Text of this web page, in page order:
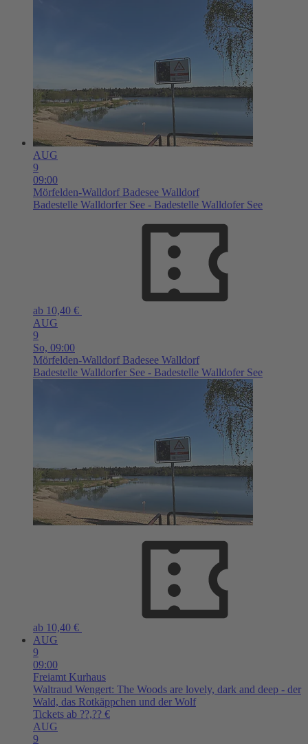
AUG
9
09:00
Mörfelden-Walldorf Badesee Walldorf
Badestelle Walldorfer See - Badestelle Walldofer See
ab 10,40 €
AUG
9
So, 09:00
Mörfelden-Walldorf Badesee Walldorf
Badestelle Walldorfer See - Badestelle Walldofer See
ab 10,40 €
AUG
9
09:00
Freiamt Kurhaus
Waltraud Wengert: The Woods are lovely, dark and deep - der
Wald, das Rotkäppchen und der Wolf
Tickets ab ??,?? €
AUG
9